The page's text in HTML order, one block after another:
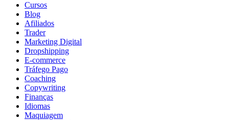
Cursos
Blog
Afiliados
Trader
Marketing Digital
Dropshipping
E-commerce
Tráfego Pago
Coaching
Copywriting
Finanças
Idiomas
Maquiagem